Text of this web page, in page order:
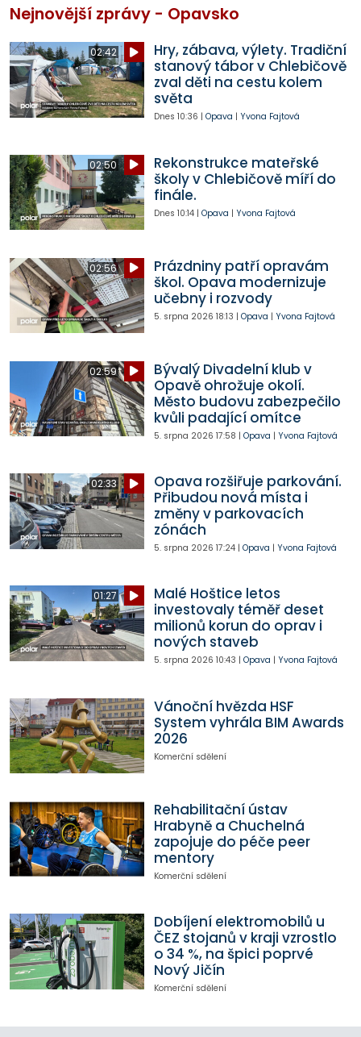
Nejnovější zprávy - Opavsko
02:42
Hry, zábava, výlety. Tradiční
stanový tábor v Chlebičově
zval děti na cestu kolem
světa
Dnes 10:36 | Opava | Yvona Fajtová
02:50
Rekonstrukce mateřské
školy v Chlebičově míří do
finále.
Dnes 10:14| Opava | Yvona Fajtová
02:56
Prázdniny patří opravám
škol. Opava modernizuje
učebny i rozvody
5. srpna 2026 18:13 | Opava | Yvona Fajtová
02:59
Bývalý Divadelní klub v
Opavě ohrožuje okolí.
Město budovu zabezpečilo
kvůli padající omítce
5. srpna 2026 17:58 | Opava | Yvona Fajtová
02:33
Opava rozšiřuje parkování.
Přibudou nová místa i
změny v parkovacích
zónách
5. srpna 2026 17:24| Opava | Yvona Fajtová
01:27
Malé Hoštice letos
investovaly téměř deset
milionů korun do oprav i
nových staveb
5. srpna 2026 10:43 | Opava | Yvona Fajtová
Vánoční hvězda HSF
System vyhrála BIM Awards
2026
Komerční sdělení
Rehabilitační ústav
Hrabyně a Chuchelná
zapojuje do péče peer
mentory
Komerční sdělení
Dobíjení elektromobilů u
ČEZ stojanů v kraji vzrostlo
o 34 %, na špici poprvé
Nový Jičín
Komerční sdělení